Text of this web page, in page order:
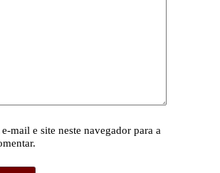
mail e site neste navegador para a